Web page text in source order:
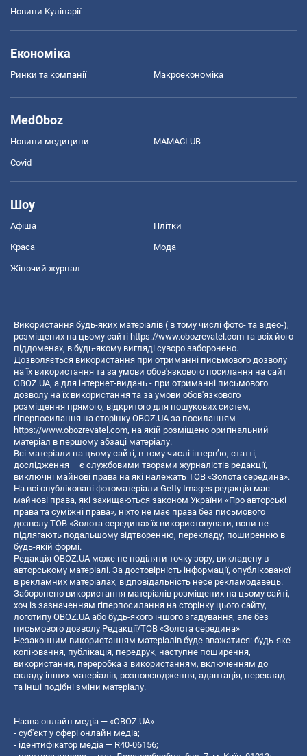
Новини Кулінарії
Економіка
Ринки та компанії Макроекономіка
MedOboz
Новини медицини MAMACLUB
Covid
Шоу
Афіша Плітки
Краса Мода
Жіночий журнал
Використання будь-яких матеріалів ( в тому числі фото- та відео-),
розміщених на цьому сайті https://www.obozrevatel.com та всіх його
піддоменах, в будь-якому вигляді суворо заборонено.
Дозволяється використання при отриманні письмового дозволу
на їх використання та за умови обов'язкового посилання на сайт
OBOZ.UA, а для інтернет-видань - при отриманні письмового
дозволу на їх використання та за умови обов'язкового
розміщення прямого, відкритого для пошукових систем,
гіперпосилання на сторінку OBOZ.UA за посиланням
https://www.obozrevatel.com, на якій розміщено оригінальний
матеріал в першому абзаці матеріалу.
Всі матеріали на цьому сайті, в тому числі інтерв’ю, статті,
дослідження – є службовими творами журналістів редакції,
виключні майнові права на які належать ТОВ «Золота середина».
На всі опубліковані фотоматеріали Getty Images редакція має
майнові права, які захищаються законом України «Про авторські
права та суміжні права», ніхто не має права без письмового
дозволу ТОВ «Золота середина» їх використовувати, вони не
підлягають подальшому відтворенню, перекладу, поширенню в
будь-якій формі.
Редакція OBOZ.UA може не поділяти точку зору, викладену в
авторському матеріалі. За достовірність інформації, опублікованої
в рекламних матеріалах, відповідальність несе рекламодавець.
Заборонено використання матеріалів розміщених на цьому сайті,
хоч із зазначенням гіперпосилання на сторінку цього сайту,
логотипу OBOZ.UA або будь-якого іншого згадування, але без
письмового дозволу Редакції/ТОВ «Золота середина»
Незаконним використанням матеріалів буде вважатися: будь-яке
копiювання, публiкацiя, передрук, наступне поширення,
використання, переробка з використанням, включенням до
складу інших матеріалів, розповсюдження, адаптація, переклад
та інші подібні зміни матеріалу.
Назва онлайн медіа — «OBOZ.UA»
- суб'єкт у сфері онлайн медіа;
- ідентифікатор медіа — R40-06156;